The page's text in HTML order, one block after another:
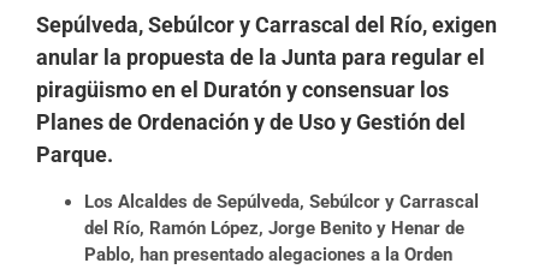
Sepúlveda, Sebúlcor y Carrascal del Río, exigen
anular la propuesta de la Junta para regular el
piragüismo en el Duratón y consensuar los
Planes de Ordenación y de Uso y Gestión del
Parque.
Los Alcaldes de Sepúlveda, Sebúlcor y Carrascal
del Río, Ramón López, Jorge Benito y Henar de
Pablo, han presentado alegaciones a la Orden